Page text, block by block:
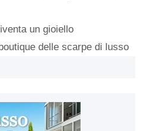
un gioiello
delle scarpe di lusso